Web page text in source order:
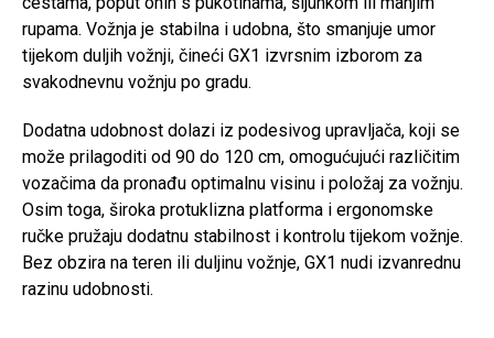
rupama. Vožnja je stabilna i udobna, što smanjuje umor
tijekom duljih vožnji, čineći GX1 izvrsnim izborom za
svakodnevnu vožnju po gradu.
Dodatna udobnost dolazi iz podesivog upravljača, koji se
može prilagoditi od 90 do 120 cm, omogućujući različitim
vozačima da pronađu optimalnu visinu i položaj za vožnju.
Osim toga, široka protuklizna platforma i ergonomske
ručke pružaju dodatnu stabilnost i kontrolu tijekom vožnje.
Bez obzira na teren ili duljinu vožnje, GX1 nudi izvanrednu
razinu udobnosti.